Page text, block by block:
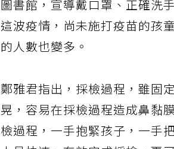
圖書館，宣導戴口罩、正確洗
這波疫情，尚未施打疫苗的孩
的人數也變多。
鄭雅君指出，採檢過程，雖固
晃，容易在採檢過程造成鼻黏
檢過程，一手抱緊孩子，一手